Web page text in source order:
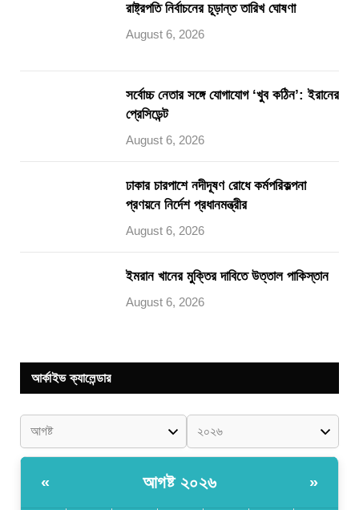
রাষ্ট্রপতি নির্বাচনের চূড়ান্ত তারিখ ঘোষণা
August 6, 2026
সর্বোচ্চ নেতার সঙ্গে যোগাযোগ ‘খুব কঠিন’: ইরানের
প্রেসিডেন্ট
August 6, 2026
ঢাকার চারপাশে নদীদূষণ রোধে কর্মপরিকল্পনা
প্রণয়নে নির্দেশ প্রধানমন্ত্রীর
August 6, 2026
ইমরান খানের মুক্তির দাবিতে উত্তাল পাকিস্তান
August 6, 2026
আর্কাইভ ক্যালেন্ডার
« আগষ্ট ২০২৬ »